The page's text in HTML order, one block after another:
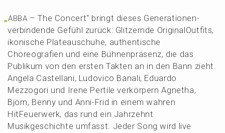
„ABBA – The Concert“ bringt dieses Genera­tio­nen-
verbin­den­de Gefühl zurück: Glitzern­de Origi­na­l­Out­fits,
ikoni­sche Plateau­schu­he, authen­ti­sche
Choreo­gra­fien und eine Bühnen­prä­senz, die das
Publi­kum von den ersten Takten an in den Bann zieht.
Angela Castel­la­ni, Ludovico Banali, Eduar­do
Mezzo­g­ori und Irene Perti­le verkör­pern Agnetha,
Björn, Benny und Anni-Frid in einem wahren
HitFeu­er­werk, das rund ein Jahrzehnt
Musik­ge­schich­te umfasst. Jeder Song wird live